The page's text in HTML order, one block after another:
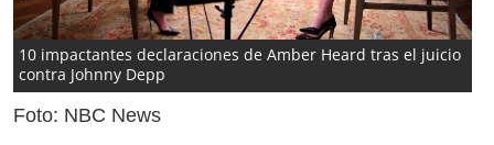
10 impactantes declaraciones de Amber Heard tras el juicio
contra Johnny Depp
Foto: NBC News